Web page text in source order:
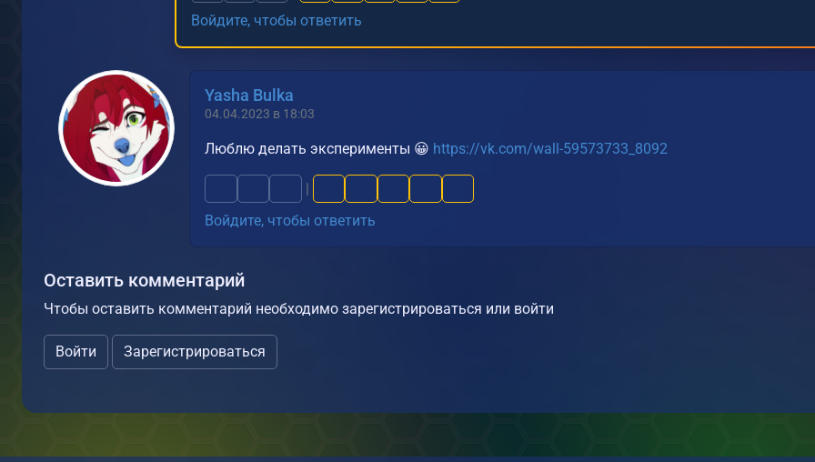
Войдите, чтобы ответить
Yasha Bulka
04.04.2023 в 18:03
Люблю делать эксперименты 😀 https://vk.com/wall-59573733_8092
|
Войдите, чтобы ответить
Оставить комментарий
Чтобы оставить комментарий необходимо зарегистрироваться или войти
Войти Зарегистрироваться